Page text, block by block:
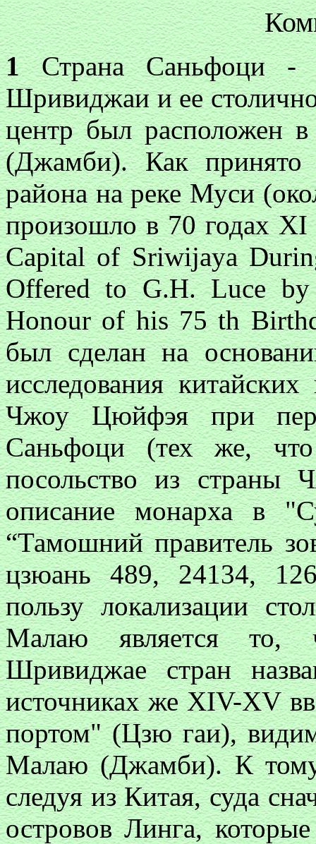
1Страна Саньфоци -
Шривиджаи и ее
центр был расположен
(Джамби). Как принято
района на реке Муси
произошло в 70 годах
Capital of Sriwijaya
Offered to G.H. Luce
Honour of his 75 th
был сделан на
исследования
Чжоу Цюйфэя при
Саньфоци (тех же,
посольство из
описание монарха в
“Тамошний правитель
цзюань 489, 24134,
пользу локализации
Малаю является то,
Шривиджае стран
источниках же XIV-XV
портом" (Цзю гаи),
Малаю (Джамби). К тому
следуя из Китая, суда
островов Линга,